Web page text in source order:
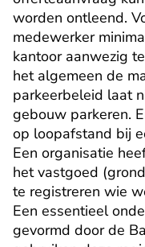
worden ontleend.
medewerker
kantoor aanwezig
het algemeen de
parkeerbeleid laat
gebouw parkeren.
op loopafstand bij
Een organisatie
het vastgoed
te registreren wie
Een essentieel
gevormd door de